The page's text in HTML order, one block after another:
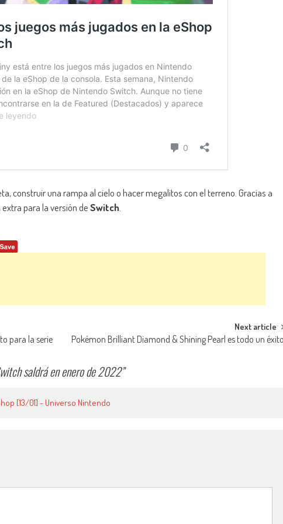
construir una rampa al cielo o hacer megalitos con el terreno. Gracias a
para la versión deSwitch.
para la serie
Next article
Pokémon Brilliant Diamond & Shining Pearl es todo un éxito
saldrá en enero de 2022”
[13/01] - Universo Nintendo